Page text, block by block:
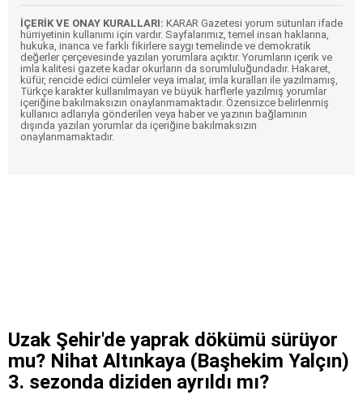
İÇERİK VE ONAY KURALLARI: KARAR Gazetesi yorum sütunları ifade
hürriyetinin kullanımı için vardır. Sayfalarımız, temel insan haklarına,
hukuka, inanca ve farklı fikirlere saygı temelinde ve demokratik
değerler çerçevesinde yazılan yorumlara açıktır. Yorumların içerik ve
imla kalitesi gazete kadar okurların da sorumluluğundadır. Hakaret,
küfür, rencide edici cümleler veya imalar, imla kuralları ile yazılmamış,
Türkçe karakter kullanılmayan ve büyük harflerle yazılmış yorumlar
içeriğine bakılmaksızın onaylanmamaktadır. Özensizce belirlenmiş
kullanıcı adlarıyla gönderilen veya haber ve yazının bağlamının
dışında yazılan yorumlar da içeriğine bakılmaksızın
onaylanmamaktadır.
Uzak Şehir'de yaprak dökümü sürüyor
mu? Nihat Altınkaya (Başhekim Yalçın)
3. sezonda diziden ayrıldı mı?